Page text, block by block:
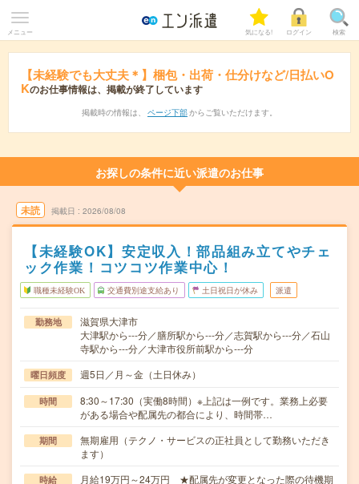
メニュー 気になる! ログイン 検索
【未経験でも大丈夫＊】梱包・出荷・仕分けなど/日払いO
Kのお仕事情報は、掲載が終了しています
掲載時の情報は、 ページ下部 からご覧いただけます。
お探しの条件に近い派遣のお仕事
未読 掲載日 2026/08/08
【未経験OK】安定収入！部品組み立てやチェ
ック作業！コツコツ作業中心！
職種未経験OK 交通費別途支給あり 土日祝日が休み 派遣
勤務地
滋賀県大津市
大津駅から---分／膳所駅から---分／志賀駅から---分／石山
寺駅から---分／大津市役所前駅から---分
曜日頻度 週5日／月～金（土日休み）
時間
8:30～17:30（実働8時間）※上記は一例です。業務上必要
がある場合や配属先の都合により、時間帯…
期間
無期雇用（テクノ・サービスの正社員として勤務いただき
ます）
時給
月給19万円～24万円 ★配属先が変更となった際の待機期